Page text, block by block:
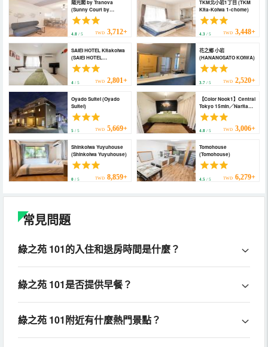
陽光閣 by Tranova
(Sunny Court by
Tranova)
4.8 / 5 TWD 3,712+
TKM北小岩1丁目 (TKM
Kita-Koiwa 1-chome)
4.3/ 5 TWD 3,448+
SAIEI HOTEL Kitakoiwa
(SAIEI HOTEL
Kitakoiwa)
4 / 5 TWD 2,801+
花之鄉 小岩
(HANANOSATO KOIWA)
3.7/ 5 TWD 2,520+
Oyado Suitei (Oyado
Suitei)
5 / 5 TWD 5,669+
【Color Nook1】Central
Tokyo 15min／Narita
1hr！Station 10min
walk！Newly renovated
apartment (【Color
Station 10min walk！
Newly renovated
apartment)
4.8/ 5 TWD 3,006+
Shinkoiwa Yuyuhouse
(Shinkoiwa Yuyuhouse)
0 / 5 TWD 8,859+
Tomohouse
(Tomohouse)
4.5/ 5 TWD 6,279+
常見問題
綠之苑 101的入住和退房時間是什麼？
綠之苑 101是否提供早餐？
綠之苑 101附近有什麼熱門景點？